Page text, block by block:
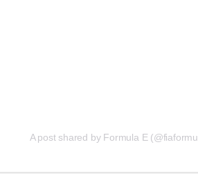
A post shared by Formula E